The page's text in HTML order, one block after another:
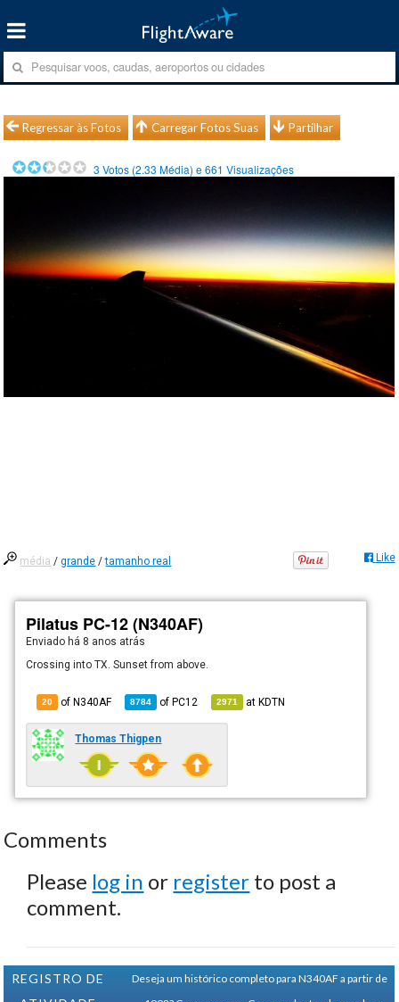
Regressar às Fotos Carregar Fotos Suas Partilhar
3 Votos (2.33 Média) e661 Visualizações
média /grande /tamanho real Like
Pilatus PC-12 (N340AF)
Enviado há 8 anos atrás
Crossing into TX. Sunset from above.
20 of N340AF 8784 ofPC12 2971 atKDTN
Thomas Thigpen
Comments
Please log in or register to post a
comment.
REGISTRO DE
Deseja um histórico completo para N340AF a partir de